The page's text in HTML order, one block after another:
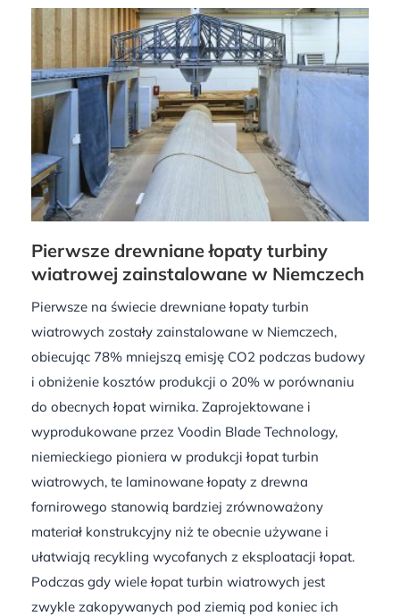
Pierwsze drewniane łopaty turbiny
wiatrowej zainstalowane w Niemczech
Pierwsze na świecie drewniane łopaty turbin
wiatrowych zostały zainstalowane w Niemczech,
obiecując 78% mniejszą emisję CO2 podczas budowy
i obniżenie kosztów produkcji o 20% w porównaniu
do obecnych łopat wirnika. Zaprojektowane i
wyprodukowane przez Voodin Blade Technology,
niemieckiego pioniera w produkcji łopat turbin
wiatrowych, te laminowane łopaty z drewna
fornirowego stanowią bardziej zrównoważony
materiał konstrukcyjny niż te obecnie używane i
ułatwiają recykling wycofanych z eksploatacji łopat.
Podczas gdy wiele łopat turbin wiatrowych jest
zwykle zakopywanych pod ziemią pod koniec ich